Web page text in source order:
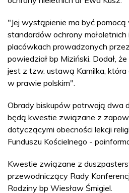
"Jej wystąpienie ma być
standardów ochrony
placówkach prowadzonych
powiedział bp Miziński. Dodał,
jest z tzw. ustawą Kamilka, która
w prawie polskim".
Obrady biskupów potrwają dwa
będą kwestie związane z
dotyczącymi obecności lekcji
Funduszu Kościelnego -
Kwestie związane z
przewodniczący Rady
Rodziny bp Wiesław Śmigiel.